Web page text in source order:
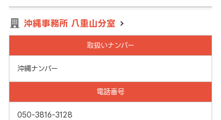
沖縄事務所 八重山分室
取扱いナンバー
沖縄ナンバー
電話番号
050-3816-3128